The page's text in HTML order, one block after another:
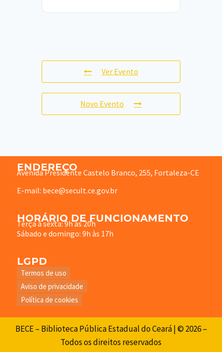
Ver Evento
Novo Evento
ENDEREÇO
Avenida Presidente Castelo Branco, 255, Fortaleza-CE
E-mail: bece@secult.ce.gov.br
HORÁRIO DE FUNCIONAMENTO
Terça à sexta: 9h às 20h
Sábado e domingo: 9h às 17h
LGPD
Termos de uso
Aviso de privacidade
Política de cookies
BECE – Biblioteca Pública Estadual do Ceará | © 2026 –
Todos os direitos reservados